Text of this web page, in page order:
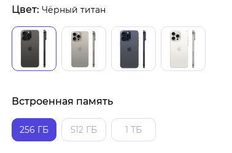
Цвет: Чёрный титан
Встроенная память
256 ГБ 512 ГБ 1 ТБ